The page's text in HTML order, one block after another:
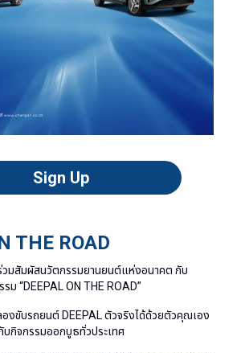
Sign Up
THE ROAD
วมสัมผัสนวัตกรรมยานยนต์แห่งอนาคต กับ
รม “DEEPAL ON THE ROAD”
องขับรถยนต์ DEEPAL ตัวจริงได้ด้วยตัวคุณเอง
บกิจกรรมออกบูธทั่วประเทศ